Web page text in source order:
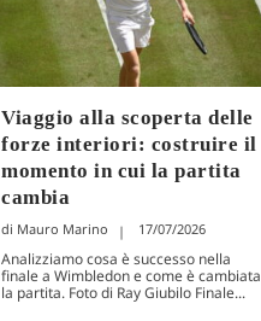
Viaggio alla scoperta delle
forze interiori: costruire il
momento in cui la partita
cambia
Mauro Marino 17/07/2026
Analizziamo cosa è successo nella
finale a Wimbledon e come è cambiata
la partita. Foto di Ray Giubilo Finale...